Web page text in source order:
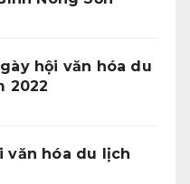
hội văn hóa du
2022
văn hóa du lịch